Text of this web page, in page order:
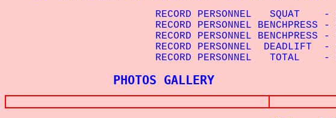
RECORD PERSONNEL SQUAT - 105
RECORD PERSONNEL BENCHPRESS -
RECORD PERSONNEL BENCHPRESS -
RECORD PERSONNEL DEADLIFT -
RECORD PERSONNEL TOTAL -
PHOTOS GALLERY